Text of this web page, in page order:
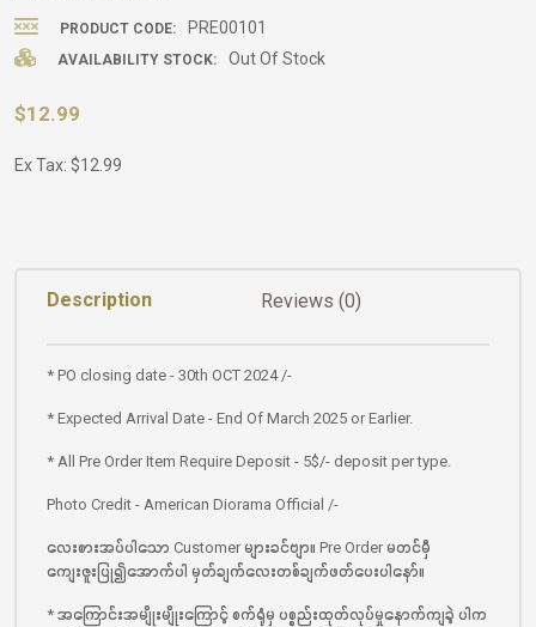
PRODUCT CODE: PRE00101
AVAILABILITY STOCK: Out Of Stock
$12.99
Ex Tax: $12.99
Description Reviews (0)
* PO closing date - 30th OCT 2024 /-
* Expected Arrival Date - End Of March 2025 or Earlier.
* All Pre Order Item Require Deposit - 5$/- deposit per type.
Photo Credit - American Diorama Official /-
လေးစားအပ်ပါသော Customer များခင်ဗျာ။ Pre Order မတင်မှီ
ကျေးဇူးပြု၍အောက်ပါ မှတ်ချက်လေးတစ်ချက်ဖတ်ပေးပါနော်။
* အကြောင်းအမျိုးမျိုးကြောင့် စက်ရုံမှ ပစ္စည်းထုတ်လုပ်မှုနောက်ကျခဲ့ ပါက